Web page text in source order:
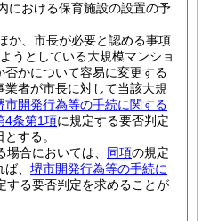
における保育施設の設置の予
か、市長が必要と認める事項
うとしている大規模マンショ
かについて容易に変更する
者が市長に対して当該大規
市開発行為等の手続に関する
4条第1項に規定する要否判定
する。
場合においては、 同項の規定
、 堺市開発行為等の手続に
する要否判定を求めることが